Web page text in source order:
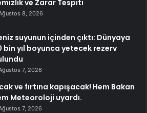
ve Zarar Tespiti
8, 2026
suyunun içinden çıktı: Dünyaya
bin yıl boyunca yetecek rezerv
7, 2026
ve fırtına kapışacak! Hem Bakan
Meteoroloji uyardı.
7, 2026